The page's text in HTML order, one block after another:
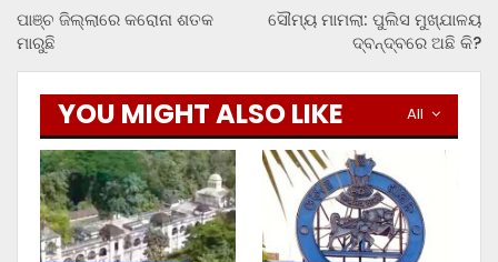
ପାଞ୍ଚ ଜିଲ୍ଲାରେ କରୋନା ଶତକ
ମାରୁଛି
ସୌମ୍ୟ ମାମଲା: ପୁଲିସ ମୁଖ୍ଯାଳୟ
ଦ୍ବନ୍ଦ୍ବରେ ଅଛି କି?
All
YOU MIGHT ALSO LIKE